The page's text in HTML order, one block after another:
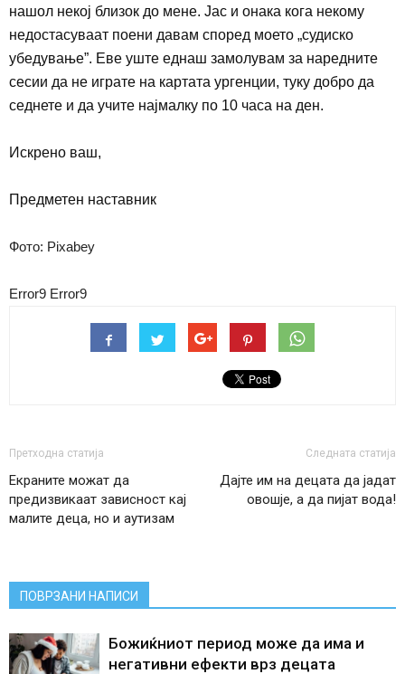
нашол некој близок до мене. Јас и онака кога некому
недостасуваат поени давам според моето „судиско
убедување”. Еве уште еднаш замолувам за наредните
сесии да не играте на картата ургенции, туку добро да
седнете и да учите најмалку по 10 часа на ден.
Искрено ваш,
Предметен наставник
Фото: Pixabey
Error9 Error9
Претходна статија
Екраните можат да
предизвикаат зависност кај
малите деца, но и аутизам
Следната статија
Дајте им на децата да јадат
овошје, а да пијат вода!
ПОВРЗАНИ НАПИСИ
Божиќниот период може да има и
негативни ефекти врз децата